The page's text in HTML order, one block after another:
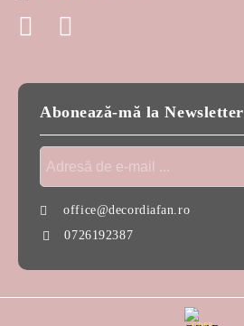
Abonează-mă la Newsletter
office@decordiafan.ro
0726192387